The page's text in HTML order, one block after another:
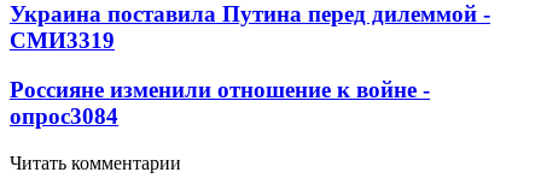
Украина поставила Путина перед дилеммой -
СМИ3319
Россияне изменили отношение к войне -
опрос3084
Читать комментарии